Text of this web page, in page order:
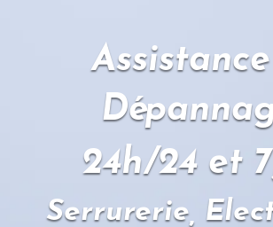
24h/24 et
Serrurerie,